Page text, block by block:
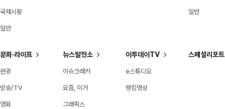
국제시황
일반
일반
문화·라이프
관광
방송/TV
영화
뉴스발전소
이슈크래커
요즘, 이거
그래픽스
이투데이TV
e스튜디오
랭킹영상
스페셜리포트